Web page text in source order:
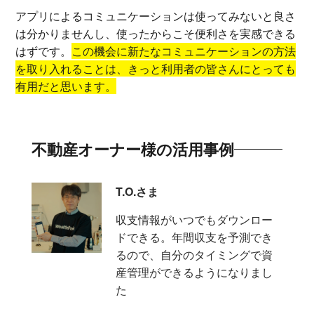
アプリによるコミュニケーションは使ってみないと良さ
は分かりませんし、使ったからこそ便利さを実感できる
はずです。 この機会に新たなコミュニケーションの方法
を取り入れることは、きっと利用者の皆さんにとっても
有用だと思います。
不動産オーナー様の活用事例
T.O.さま
収支情報がいつでもダウンロー
ドできる。年間収支を予測でき
るので、自分のタイミングで資
産管理ができるようになりまし
た